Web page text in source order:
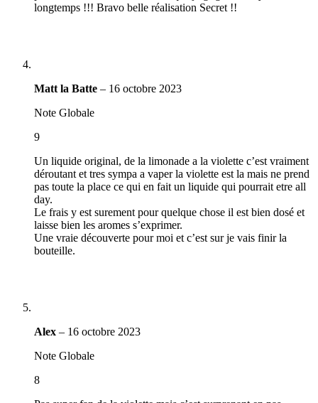
longtemps !!! Bravo belle réalisation Secret !!
Matt la Batte – 16 octobre 2023
Note Globale
9
Un liquide original, de la limonade a la violette c’est vraiment
déroutant et tres sympa a vaper la violette est la mais ne prend
pas toute la place ce qui en fait un liquide qui pourrait etre all
day.
Le frais y est surement pour quelque chose il est bien dosé et
laisse bien les aromes s’exprimer.
Une vraie découverte pour moi et c’est sur je vais finir la
bouteille.
Alex – 16 octobre 2023
Note Globale
8